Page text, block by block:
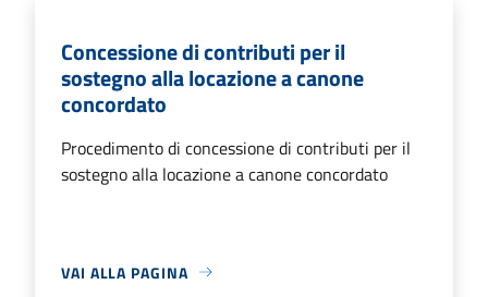
Concessione di contributi per il
sostegno alla locazione a canone
concordato
Procedimento di concessione di contributi per il
sostegno alla locazione a canone concordato
VAI ALLA PAGINA